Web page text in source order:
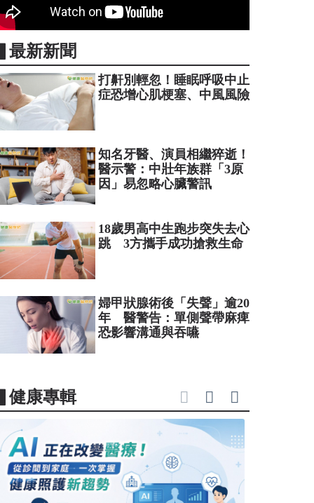
新新聞
打鼾別輕忽！睡眠呼吸中止
症恐增心肌梗塞、中風風險
知名牙醫、演員相繼猝逝！
醫示警：中壯年族群「3原
因」易忽略心臟警訊
18歲男高中生跑步突失去心
跳 3方攜手成功搶救生命
婦甲狀腺術後「失聲」逾20
年 醫警告：單側聲帶麻痺
恐影響溝通與吞嚥
康專輯